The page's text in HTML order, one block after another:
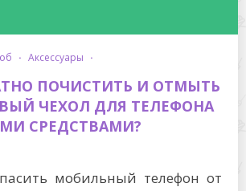
· аксессуары ·
ПОЧИСТИТЬ И ОТМЫТЬ
ЧЕХОЛ ДЛЯ ТЕЛЕФОНА
СРЕДСТВАМИ?
мобильный телефон от